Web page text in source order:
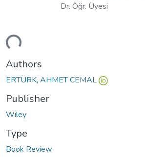
Dr. Öğr. Üyesi
Authors
ERTÜRK, AHMET CEMAL
Publisher
Wiley
Type
Book Review